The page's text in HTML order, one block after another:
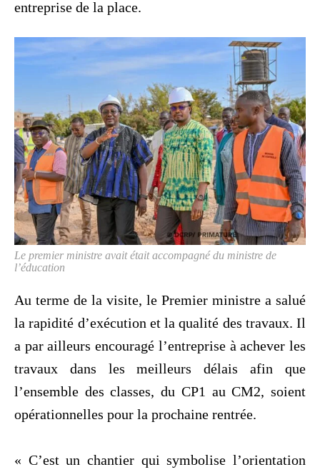
entreprise de la place.
Le premier ministre avait était accompagné du ministre de
l’éducation
Au terme de la visite, le Premier ministre a salué
la rapidité d’exécution et la qualité des travaux. Il
a par ailleurs encouragé l’entreprise à achever les
travaux dans les meilleurs délais afin que
l’ensemble des classes, du CP1 au CM2, soient
opérationnelles pour la prochaine rentrée.
‎« C’est un chantier qui symbolise l’orientation